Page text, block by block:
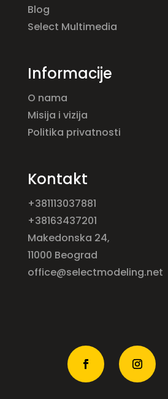
Blog
Select Multimedia
Informacije
O nama
Misija i vizija
Politika privatnosti
Kontakt
+381113037881
+38163437201
Makedonska 24,
11000 Beograd
office@selectmodeling.net